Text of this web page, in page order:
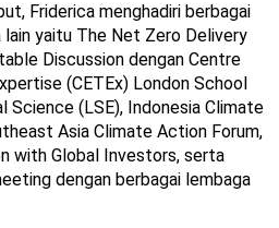
Friderica menghadiri berbagai
yaitu The Net Zero Delivery
Discussion dengan Centre
(CETEx) London School
(LSE), Indonesia Climate
Asia Climate Action Forum,
with Global Investors, serta
dengan berbagai lembaga